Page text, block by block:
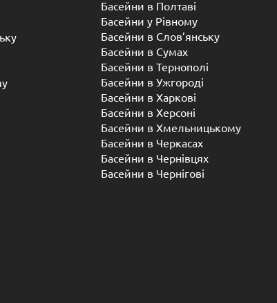
і армуванню чаші, для установки басейну не
підстави котловану, що скорочує час установки
компанії BNV.UA ви отримаєте басейн,
Ціна від українського виробника. Ви
митне оформлення і доставку з закордону.
басейну BNV.UA становить 10-15 мм, що
стандартам і в 2 рази перевищує вимоги
стінок басейнів 5 мм.
ґрунту.
бар’єр” забезпечує стійкість до осмотичних
терміну. В середньому, не менше 50 років.
на композитні басейни становить 20 років.
спеціально для композитних басейнів BNV.UA,
колір пісків на пляжах Балі, Сейшельських і
представництва в наступних містах: Київ,